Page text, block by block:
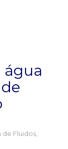
água
de Fluidos,